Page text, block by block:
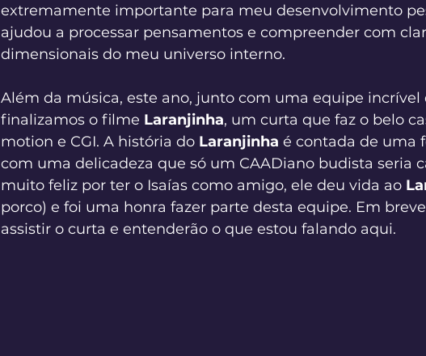
extremamente importante para meu desenvolvimento
ajudou a processar pensamentos e compreender com
dimensionais do meu universo interno.
Além da música, este ano, junto com uma equipe incrível
finalizamos o filme Laranjinha, um curta que faz o belo
motion e CGI. A história do Laranjinha é contada de uma
com uma delicadeza que só um CAADiano budista seria
muito feliz por ter o Isaías como amigo, ele deu vida ao
porco) e foi uma honra fazer parte desta equipe. Em
assistir o curta e entenderão o que estou falando aqui.